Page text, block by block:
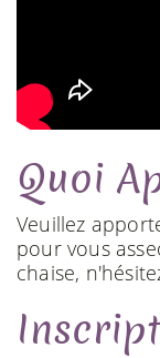
Quoi
Veuillez
pour vous
chaise,